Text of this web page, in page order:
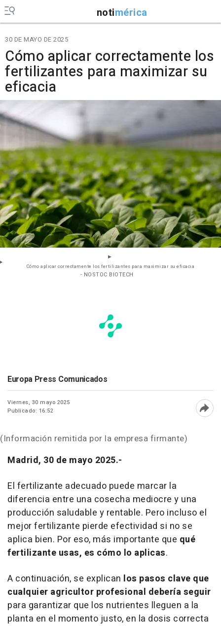
notimérica
30 DE MAYO DE 2025
Cómo aplicar correctamente los
fertilizantes para maximizar su
eficacia
Cómo aplicar correctamente los fertilizantes para maximizar su eficacia
- NOSTOC BIOTECH
Europa Press Comunicados
Viernes, 30 mayo 2025
Publicado: 16:52
(Información remitida por la empresa firmante)
Madrid, 30 de mayo 2025.-
El fertilizante adecuado puede marcar la
diferencia entre una cosecha mediocre y una
producción saludable y rentable. Pero incluso el
mejor fertilizante pierde efectividad si no se
aplica bien. Por eso, más importante que qué
fertilizante usas, es cómo lo aplicas.
A continuación, se explican los pasos clave que
cualquier agricultor profesional debería seguir
para garantizar que los nutrientes lleguen a la
planta en el momento justo, en la dosis correcta